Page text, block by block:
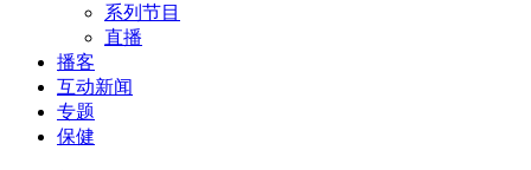
系列节目
直播
播客
互动新闻
专题
保健